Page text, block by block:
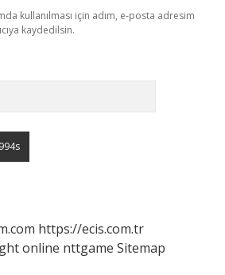
kullanılması için adım, e-posta adresim
kaydedilsin.
https://ecis.com.tr
online nttgame Sitemap